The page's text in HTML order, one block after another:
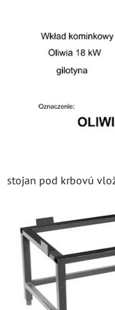
stojan pod krbovú